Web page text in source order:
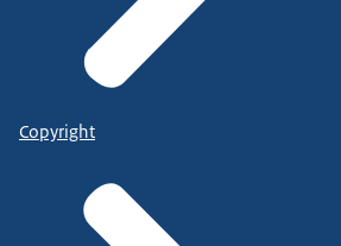
Copyright